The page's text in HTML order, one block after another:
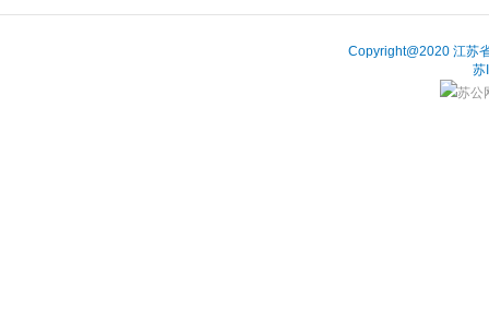
Copyright@2020 江苏
苏
苏公